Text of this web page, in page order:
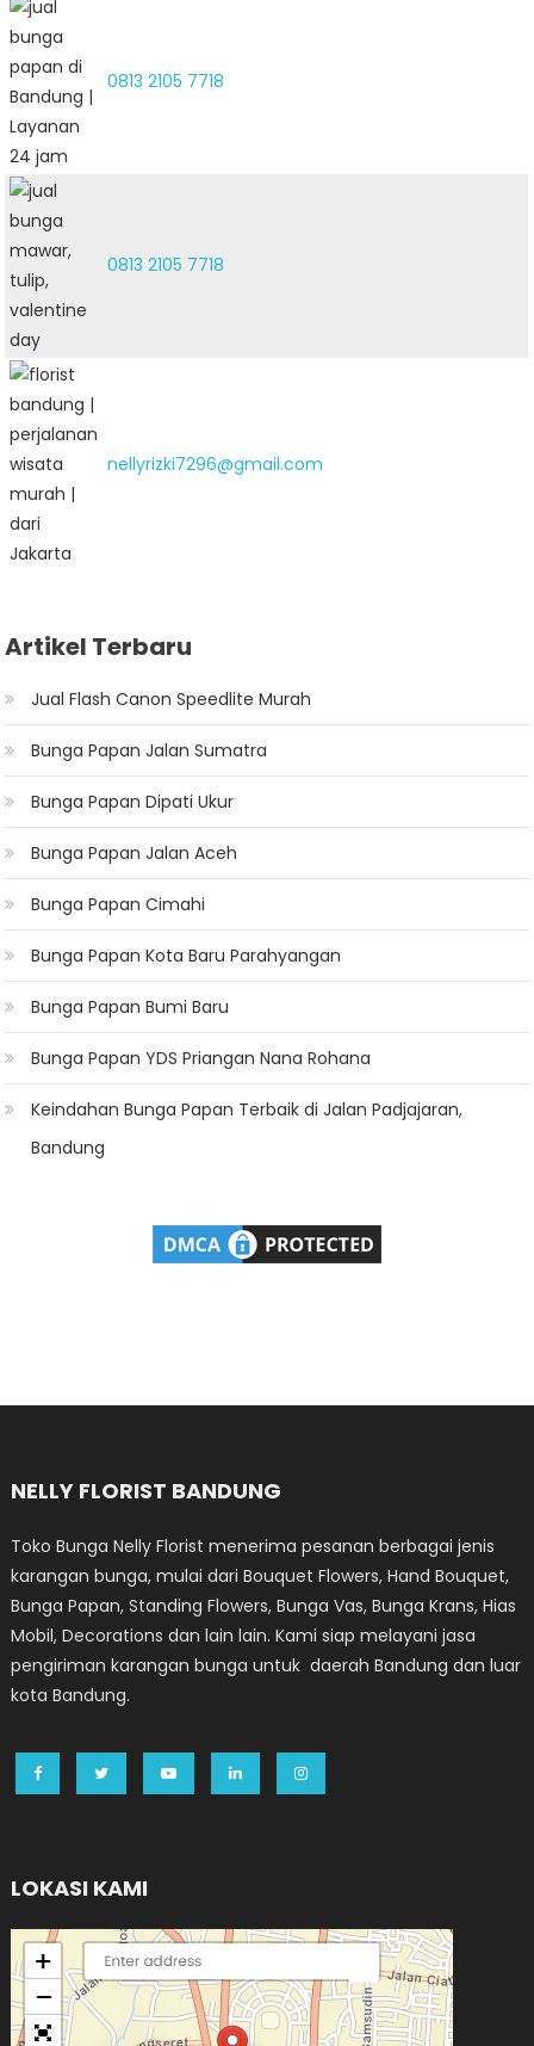
0813 2105 7718
0813 2105 7718
nellyrizki7296@gmail.com
Artikel Terbaru
Jual Flash Canon Speedlite Murah
Bunga Papan Jalan Sumatra
Bunga Papan Dipati Ukur
Bunga Papan Jalan Aceh
Bunga Papan Cimahi
Bunga Papan Kota Baru Parahyangan
Bunga Papan Bumi Baru
Bunga Papan YDS Priangan Nana Rohana
Keindahan Bunga Papan Terbaik di Jalan Padjajaran,
Bandung
NELLY FLORIST BANDUNG
Toko Bunga Nelly Florist menerima pesanan berbagai jenis
karangan bunga, mulai dari Bouquet Flowers, Hand Bouquet,
Bunga Papan, Standing Flowers, Bunga Vas, Bunga Krans, Hias
Mobil, Decorations dan lain lain. Kami siap melayani jasa
pengiriman karangan bunga untuk daerah Bandung dan luar
kota Bandung.
LOKASI KAMI